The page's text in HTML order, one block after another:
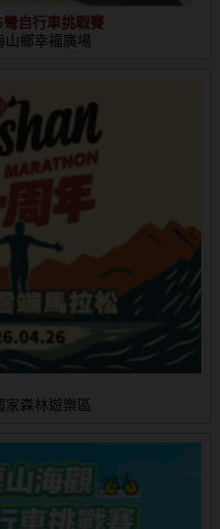
彎自行車挑戰賽
山鄉幸福廣場
森林遊樂區